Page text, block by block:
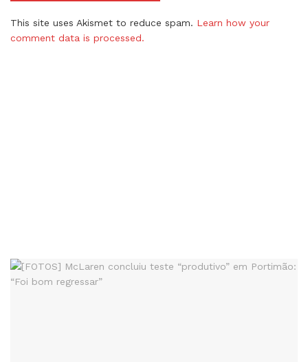
This site uses Akismet to reduce spam. Learn how your
comment data is processed.